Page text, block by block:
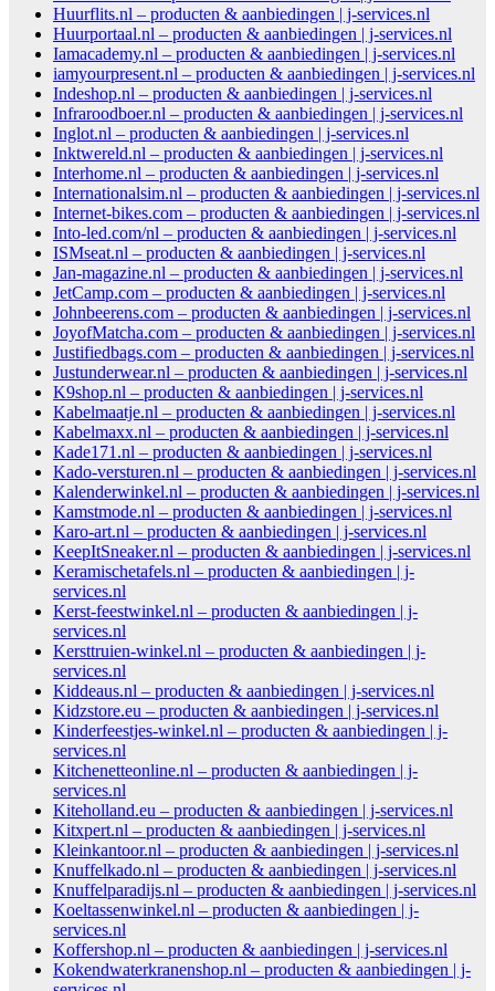
Huurflits.nl – producten & aanbiedingen | j-services.nl
Huurportaal.nl – producten & aanbiedingen | j-services.nl
Iamacademy.nl – producten & aanbiedingen | j-services.nl
iamyourpresent.nl – producten & aanbiedingen | j-services.nl
Indeshop.nl – producten & aanbiedingen | j-services.nl
Infraroodboer.nl – producten & aanbiedingen | j-services.nl
Inglot.nl – producten & aanbiedingen | j-services.nl
Inktwereld.nl – producten & aanbiedingen | j-services.nl
Interhome.nl – producten & aanbiedingen | j-services.nl
Internationalsim.nl – producten & aanbiedingen | j-services.nl
Internet-bikes.com – producten & aanbiedingen | j-services.nl
Into-led.com/nl – producten & aanbiedingen | j-services.nl
ISMseat.nl – producten & aanbiedingen | j-services.nl
Jan-magazine.nl – producten & aanbiedingen | j-services.nl
JetCamp.com – producten & aanbiedingen | j-services.nl
Johnbeerens.com – producten & aanbiedingen | j-services.nl
JoyofMatcha.com – producten & aanbiedingen | j-services.nl
Justifiedbags.com – producten & aanbiedingen | j-services.nl
Justunderwear.nl – producten & aanbiedingen | j-services.nl
K9shop.nl – producten & aanbiedingen | j-services.nl
Kabelmaatje.nl – producten & aanbiedingen | j-services.nl
Kabelmaxx.nl – producten & aanbiedingen | j-services.nl
Kade171.nl – producten & aanbiedingen | j-services.nl
Kado-versturen.nl – producten & aanbiedingen | j-services.nl
Kalenderwinkel.nl – producten & aanbiedingen | j-services.nl
Kamstmode.nl – producten & aanbiedingen | j-services.nl
Karo-art.nl – producten & aanbiedingen | j-services.nl
KeepItSneaker.nl – producten & aanbiedingen | j-services.nl
Keramischetafels.nl – producten & aanbiedingen | j-
services.nl
Kerst-feestwinkel.nl – producten & aanbiedingen | j-
services.nl
Kersttruien-winkel.nl – producten & aanbiedingen | j-
services.nl
Kiddeaus.nl – producten & aanbiedingen | j-services.nl
Kidzstore.eu – producten & aanbiedingen | j-services.nl
Kinderfeestjes-winkel.nl – producten & aanbiedingen | j-
services.nl
Kitchenetteonline.nl – producten & aanbiedingen | j-
services.nl
Kiteholland.eu – producten & aanbiedingen | j-services.nl
Kitxpert.nl – producten & aanbiedingen | j-services.nl
Kleinkantoor.nl – producten & aanbiedingen | j-services.nl
Knuffelkado.nl – producten & aanbiedingen | j-services.nl
Knuffelparadijs.nl – producten & aanbiedingen | j-services.nl
Koeltassenwinkel.nl – producten & aanbiedingen | j-
services.nl
Koffershop.nl – producten & aanbiedingen | j-services.nl
Kokendwaterkranenshop.nl – producten & aanbiedingen | j-